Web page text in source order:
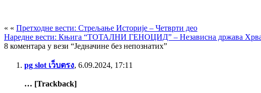
« « Претходне вести: Стрељање Историје – Четврти део
Наредне вести: Књига “ТОТАЛНИ ГЕНОЦИД” – Независна држава
8 коментара у вези “Једначине без непознатих”
pg slot เว็บตรง, 6.09.2024, 17:11
… [Trackback]